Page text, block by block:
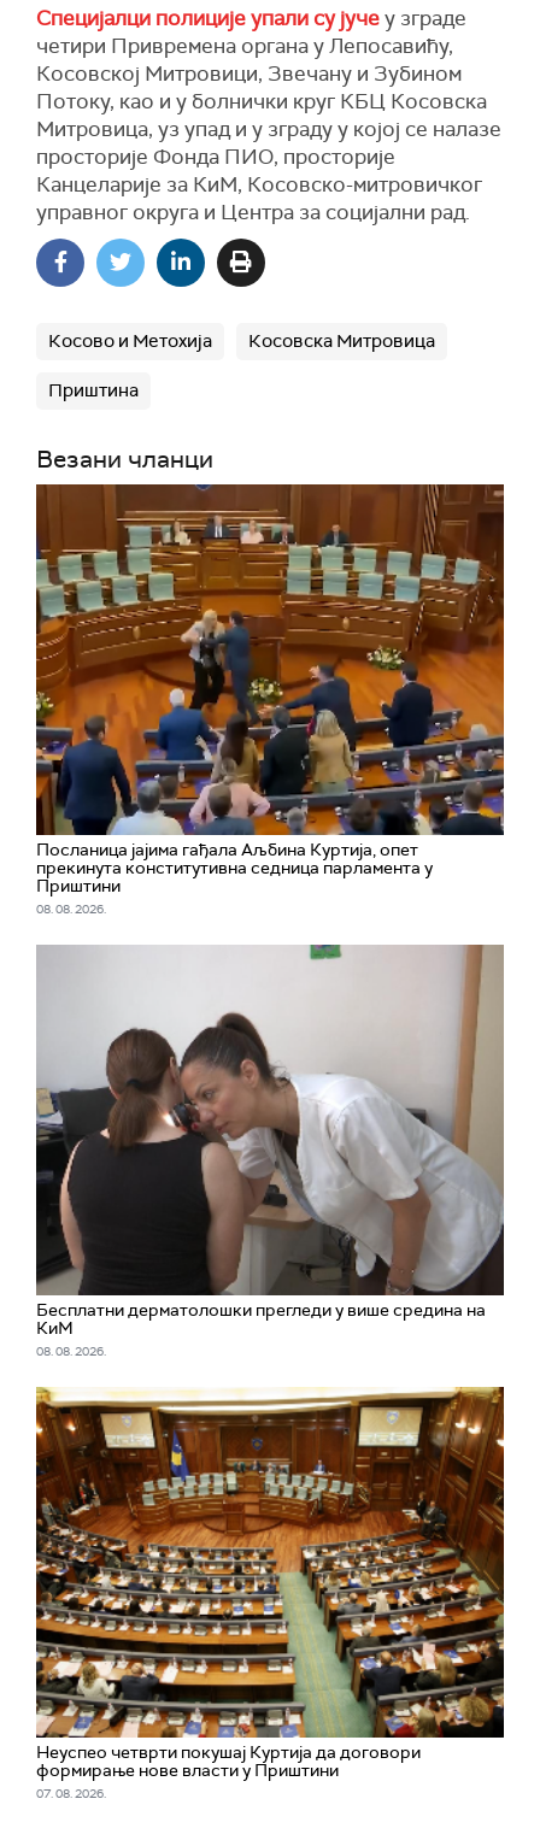
Специјалци полиције упали су јучеу зграде
четири Привремена органа у Лепосавићу,
Косовској Митровици, Звечану и Зубином
Потоку, као и у болнички круг КБЦ Косовска
Митровица, уз упад и у зграду у којој се налазе
просторије Фонда ПИО, просторије
Канцеларије за КиМ, Косовско-митровичког
управног округа и Центра за социјални рад.
Косово и Метохија Косовска Митровица
Приштина
Везани чланци
Посланица јајима гађала Аљбина Куртија, опет
прекинута конститутивна седница парламента у
Приштини
08. 08. 2026.
Бесплатни дерматолошки прегледи у више средина на
КиМ
08. 08. 2026.
Неуспео четврти покушај Куртија да договори
формирање нове власти у Приштини
07. 08. 2026.